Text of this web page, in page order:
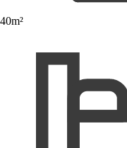
40m²